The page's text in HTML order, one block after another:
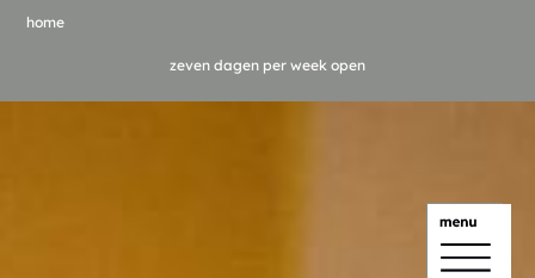
home
zeven dagen per week open